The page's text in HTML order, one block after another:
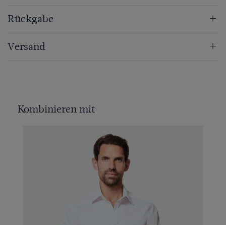
Rückgabe
Versand
Kombinieren mit